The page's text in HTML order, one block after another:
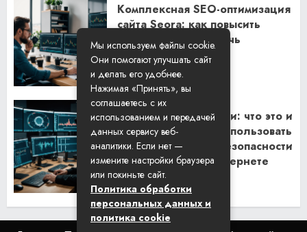
Комплексная SEO-оптимизация
сайта Seora: как повысить
видимость и привлечь
клиентов
06.02.2026
Резидентские прокси: что это и
как их правильно использовать
для обеспечения безопасности
и анонимности в интернете
29.01.2026
Мы используем файлы cookie.
Они помогают улучшать сайт
и делать его удобнее.
Нажимая «Принять», вы
соглашаетесь с их
использованием и передачей
данных сервису веб-
аналитики. Если нет —
измените настройки браузера
или покиньте сайт.
Политика обработки
персональных данных и
политика cookie